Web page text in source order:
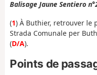
Balisage Jaune Sentiero
(1) À Buthier, retrouver le
Strada Comunale per
(D/A).
Points de